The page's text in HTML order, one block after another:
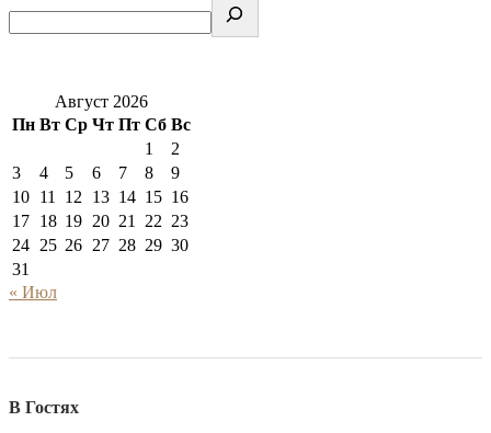
Август 2026
Пн Вт Ср Чт Пт Сб Вс
1
2
3
4 5 6 7 8
9
10 11 12 13 14 15 16
17 18 19 20 21 22 23
24 25 26 27 28 29 30
31
« Июл
В Гостях